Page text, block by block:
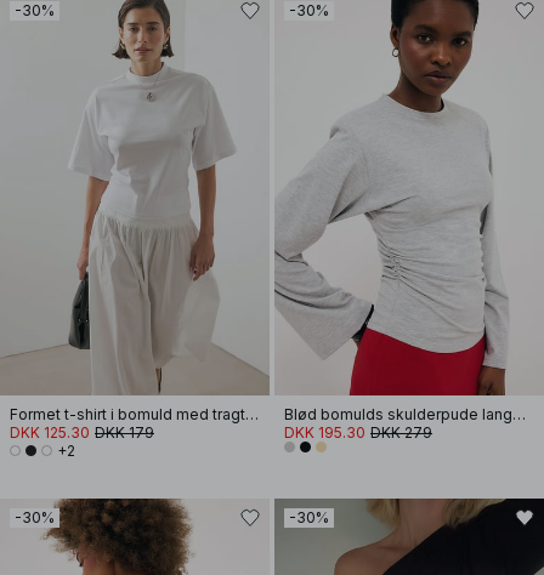
-30%
Formet t-shirt i bomuld med tragtformet halsudskæring
DKK 125.30 DKK 179
+2
-30%
Blød bomulds skulderpude langærmet T-shirt
DKK 195.30 DKK 279
-30% -30%